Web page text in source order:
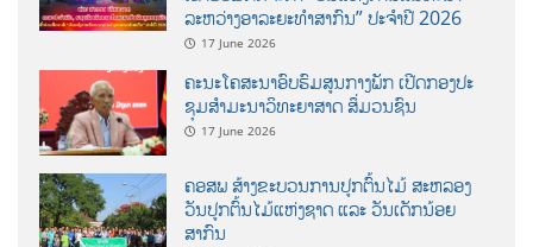
ລະຫວ່າງອາລະຍະທຳສາກົນ” ປະຈຳປີ 2026
17 June 2026
ຄະນະໂຄສະນາອົບຮົມສູນກາງພັກ ເປີດກອງປະ
ຊຸມສຳມະນາວິທະຍາສາດ ສຶ່ມວນຊົນ
17 June 2026
ຄອສພ ສ້າງຂະບວນການປູກຕົ້ນໄມ້ ສະຫລອງ
ວັນປູກຕົ້ນໄມ້ແຫ່ງຊາດ ແລະ ວັນເດັກນ້ອຍ
ສາກົນ